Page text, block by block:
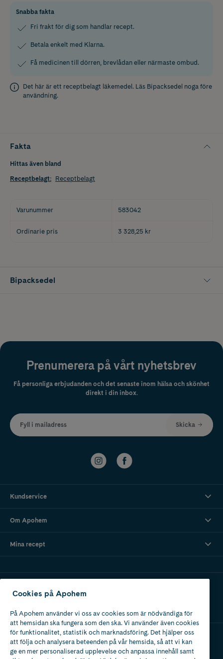
Snabba fakta
Fri frakt för dig som handlar recept.
Betala enkelt med Klarna.
Få medicinen till dörren, brevlådan eller närmaste ombud.
Det här är ett receptbelagt läkemedel. Läs Bipacksedel noga före
användning.
Fakta
Hittas även bland
Receptbelagt: Receptbelagt
Varunummer 583042
Ordinarie pris 3 328,25 kr
Bipacksedel
Prenumerera på vårt nyhetsbrev
Få personliga erbjudanden och det senaste inom hälsa och skönhet
direkt i din inbox.
Fyll i mailadress Skicka
Kundservice
Om Apohem
Mina recept
Apotek med tillstånd
av Läkemedelsverket
Cookies på Apohem
På Apohem använder vi oss av cookies som är nödvändiga för
att hemsidan ska fungera som den ska. Vi använder även cookies
för funktionalitet, statistik och marknadsföring. Det hjälper oss
att följa och analysera beteenden på vår hemsida, så att vi kan
ge en mer personaliserad upplevelse och anpassa innehåll samt